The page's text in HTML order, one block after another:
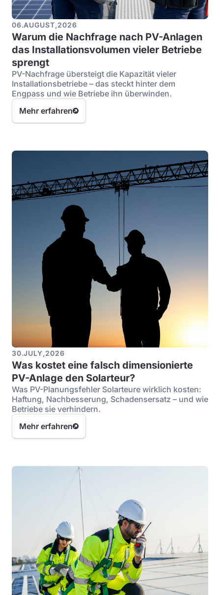
06.AUGUST,2026
Warum die Nachfrage nach PV-Anlagen
das Installationsvolumen vieler Betriebe
sprengt
PV-Nachfrage übersteigt die Kapazität vieler
Installationsbetriebe – das steckt hinter dem
Engpass und wie Betriebe ihn überwinden.
Mehr erfahren
30.JULY,2026
Was kostet eine falsch dimensionierte
PV-Anlage den Solarteur?
Was PV-Planungsfehler Solarteure wirklich kosten:
Haftung, Nachbesserung, Schadensersatz – und wie
Betriebe sie verhindern.
Mehr erfahren